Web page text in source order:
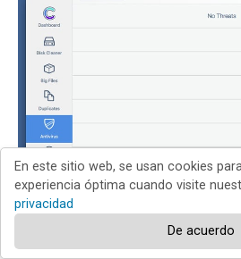
Tras eliminar los archivos y
En este sitio web, se usan cookies
experiencia óptima cuando visite
privacidad
De acuerdo